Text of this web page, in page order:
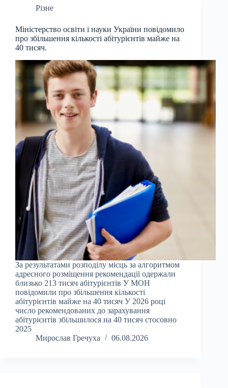
Різне
Міністерство освіти і науки України повідомило
про збільшення кількості абітурієнтів майже на
40 тисяч.
За результатами розподілу місць за алгоритмом
адресного розміщення рекомендації одержали
близько 213 тисяч абітурієнтів У МОН
повідомили про збільшення кількості
абітурієнтів майже на 40 тисяч У 2026 році
число рекомендованих до зарахування
абітурієнтів збільшилося на 40 тисяч стосовно
2025
Мирослав Гречуха
06.08.2026